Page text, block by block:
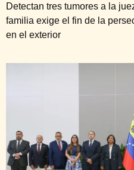
Detectan tres tumores a la
familia exige el fin de la
en el exterior